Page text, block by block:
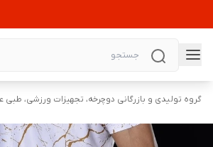
گروه تولیدی و بازرگانی دوچرخه، تجهیزات ورزشی، طبی